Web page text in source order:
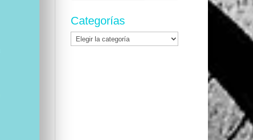
Categorías
Categorías